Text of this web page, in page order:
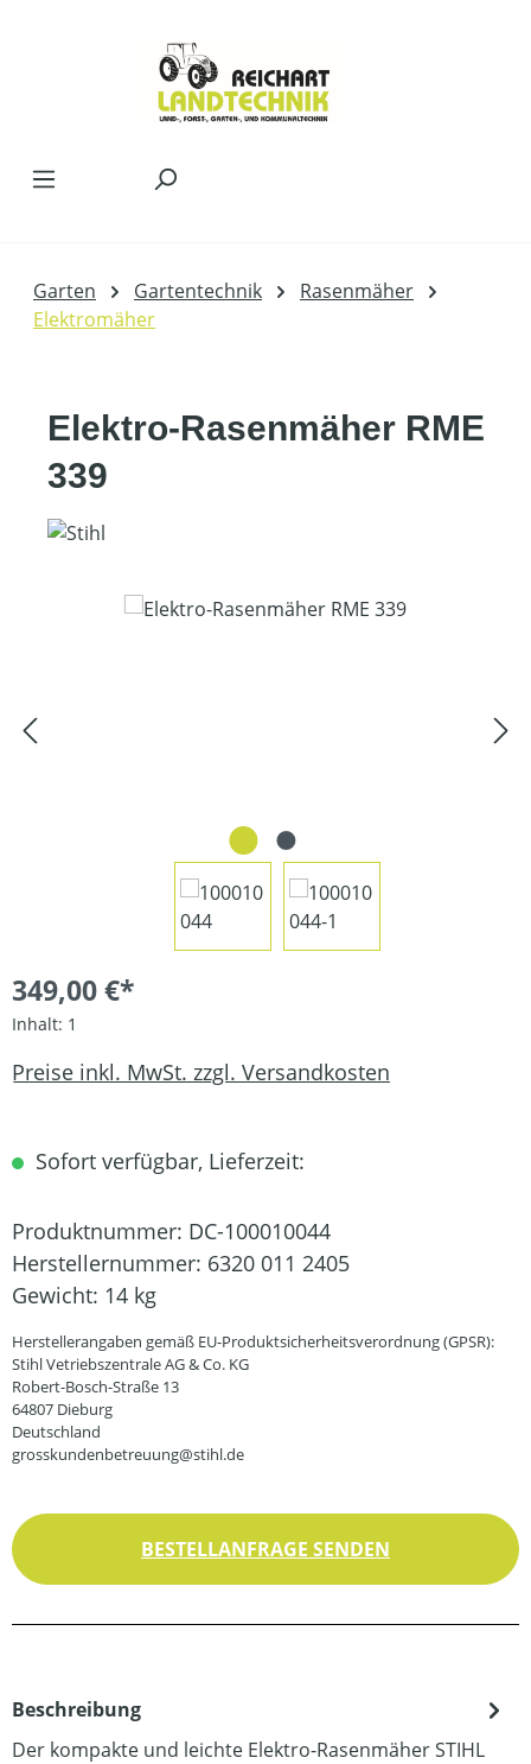
Garten Gartentechnik
Rasenmäher
Elektromäher
Elektro-Rasenmäher RME
339
Bildergalerie überspringen
349,00 €*
Inhalt: 1
Preise inkl. MwSt. zzgl. Versandkosten
Sofort verfügbar, Lieferzeit:
Produktnummer: DC-100010044
Herstellernummer: 6320 011 2405
Gewicht: 14 kg
Herstellerangaben gemäß EU-Produktsicherheitsverordnung (GPSR):
Stihl Vetriebszentrale AG & Co. KG
Robert-Bosch-Straße 13
64807 Dieburg
Deutschland
grosskundenbetreuung@stihl.de
BESTELLANFRAGE SENDEN
Beschreibung
Der kompakte und leichte Elektro-Rasenmäher STIHL